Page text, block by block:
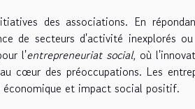
des associations. En
de secteurs d'activité inexplorés
l'entrepreneuriat social, où
cœur des préoccupations. Les
et impact social positif.